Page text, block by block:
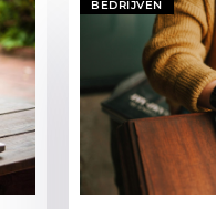
BEDRIJVEN